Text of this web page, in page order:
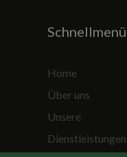
Schnellmenü
Home
Über uns
Unsere
Dienstleistungen